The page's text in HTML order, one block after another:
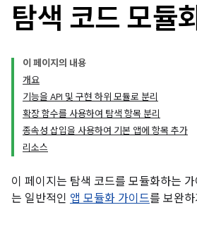
탐색 코드 모듈
이 페이지의 내용
개요
기능을 API 및 구현 하위 모듈로 분리
확장 함수를 사용하여 탐색 항목 분리
종속성 삽입을 사용하여 기본 앱에 항목 추가
리소스
이 페이지는 탐색 코드를 모듈화하는
는 일반적인 앱 모듈화 가이드를 보완